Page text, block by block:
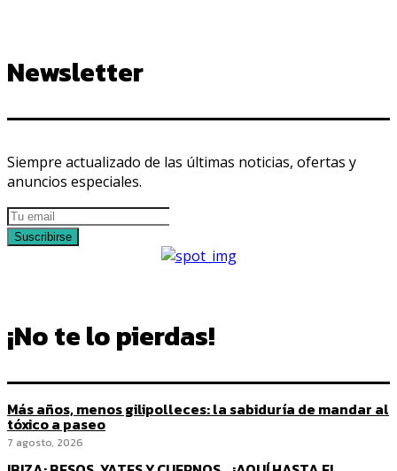
Newsletter
Siempre actualizado de las últimas noticias, ofertas y
anuncios especiales.
Suscribirse
¡No te lo pierdas!
Más años, menos gilipolleces: la sabiduría de mandar al
tóxico a paseo
7 agosto, 2026